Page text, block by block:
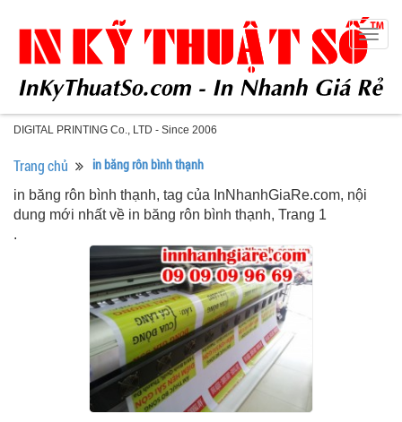
DIGITAL PRINTING Co., LTD - Since 2006
Trang chủ in băng rôn bình thạnh
in băng rôn bình thạnh, tag của InNhanhGiaRe.com, nội
dung mới nhất về in băng rôn bình thạnh, Trang 1
.